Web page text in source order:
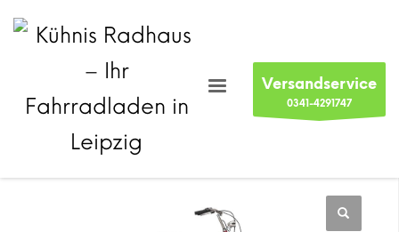
Versandservice
0341-4291747